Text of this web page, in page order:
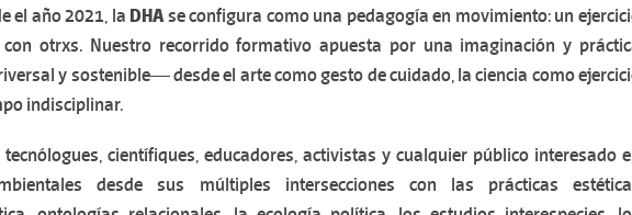
el año 2021, la DHAse configura como una pedagogía en movimiento: un
con otrxs. Nuestro recorrido formativo apuesta por una imaginación y
y sostenible— desde el arte como gesto de cuidado, la ciencia como
indisciplinar.
científiques, educadores, activistas y cualquier público interesado
desde sus múltiples intersecciones con las prácticas